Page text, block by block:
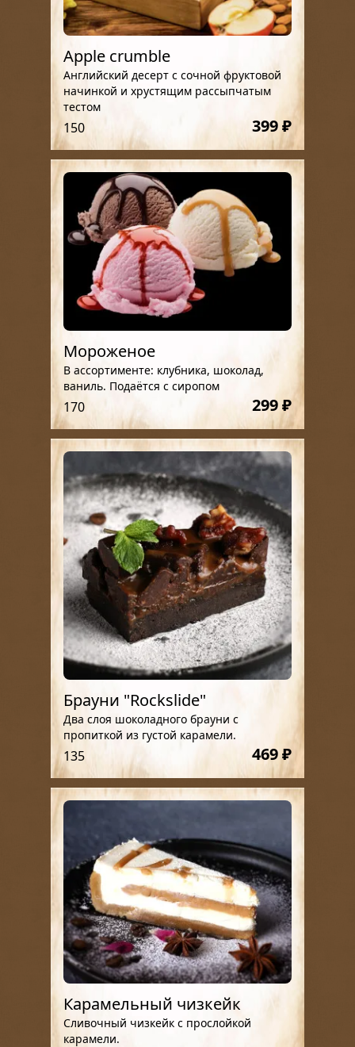
Apple crumble
Английский десерт с сочной фруктовой
начинкой и хрустящим рассыпчатым
тестом
150 399 ₽
Мороженое
В ассортименте: клубника, шоколад,
ваниль. Подаётся с сиропом
170 299 ₽
Брауни "Rockslide"
Два слоя шоколадного брауни с
пропиткой из густой карамели.
135 469 ₽
Карамельный чизкейк
Сливочный чизкейк с прослойкой
карамели.